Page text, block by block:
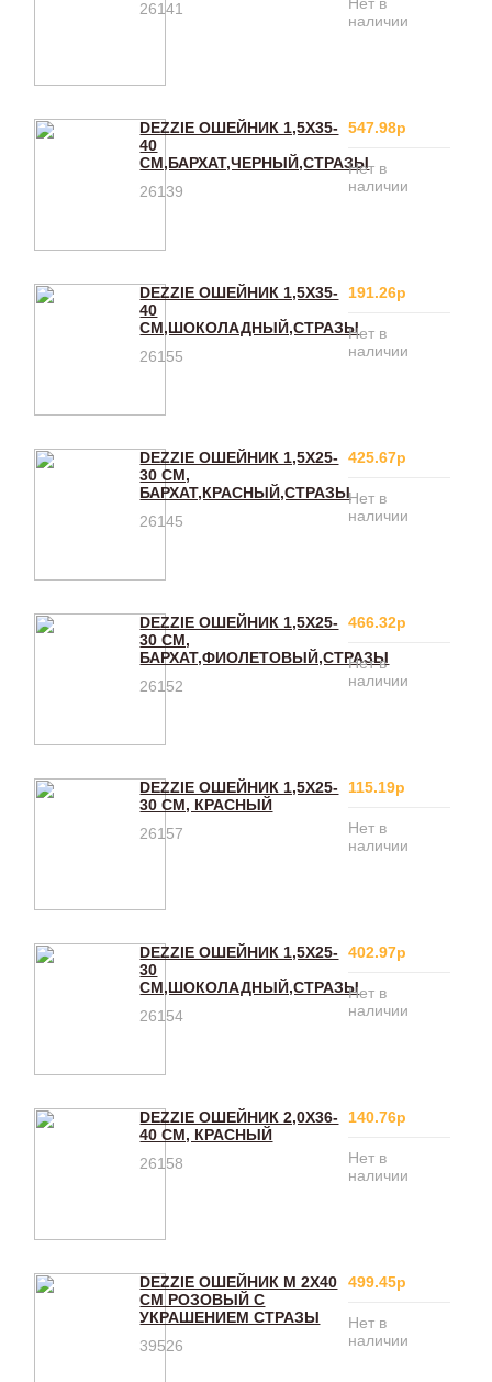
26141
наличии
DEZZIE ОШЕЙНИК 1,5X35-
40
СМ,БАРХАТ,ЧЕРНЫЙ,СТРАЗЫ
26139
547.98р
Нет в
наличии
DEZZIE ОШЕЙНИК 1,5X35-
40
СМ,ШОКОЛАДНЫЙ,СТРАЗЫ
26155
191.26р
Нет в
наличии
DEZZIE ОШЕЙНИК 1,5Х25-
30 СМ,
БАРХАТ,КРАСНЫЙ,СТРАЗЫ
26145
425.67р
Нет в
наличии
DEZZIE ОШЕЙНИК 1,5Х25-
30 СМ,
БАРХАТ,ФИОЛЕТОВЫЙ,СТРАЗЫ
26152
466.32р
Нет в
наличии
DEZZIE ОШЕЙНИК 1,5Х25-
30 СМ, КРАСНЫЙ
26157
115.19р
Нет в
наличии
DEZZIE ОШЕЙНИК 1,5Х25-
30
СМ,ШОКОЛАДНЫЙ,СТРАЗЫ
26154
402.97р
Нет в
наличии
DEZZIE ОШЕЙНИК 2,0Х36-
40 СМ, КРАСНЫЙ
26158
140.76р
Нет в
наличии
DEZZIE ОШЕЙНИК M 2X40
СМ РОЗОВЫЙ С
УКРАШЕНИЕМ СТРАЗЫ
39526
499.45р
Нет в
наличии